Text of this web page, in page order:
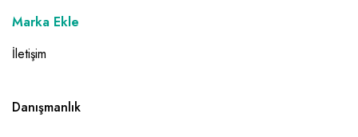
Marka Ekle
İletişim
Danışmanlık